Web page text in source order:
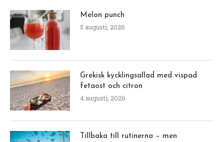
Melon punch
5 augusti, 2026
Grekisk kycklingsallad med vispad
fetaost och citron
4 augusti, 2026
Tillbaka till rutinerna – men